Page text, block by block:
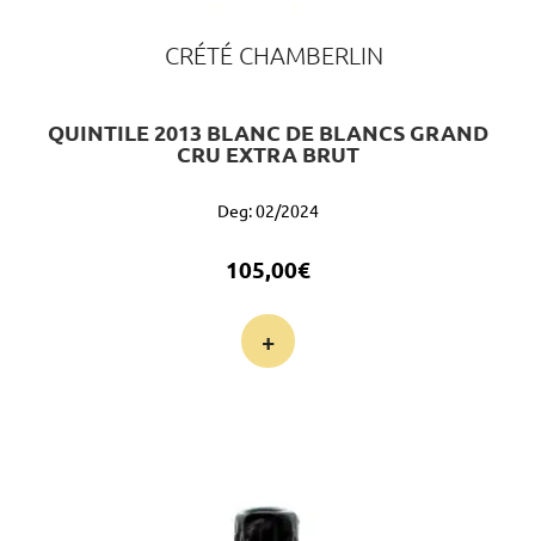
CRÉTÉ CHAMBERLIN
QUINTILE 2013 BLANC DE BLANCS GRAND
CRU EXTRA BRUT
Deg: 02/2024
105,00€
+